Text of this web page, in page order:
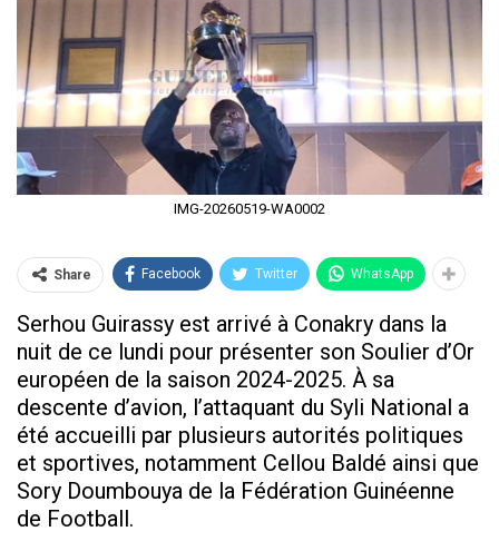
IMG-20260519-WA0002
Share Facebook Twitter WhatsApp
Serhou Guirassy est arrivé à Conakry dans la
nuit de ce lundi pour présenter son Soulier d’Or
européen de la saison 2024-2025. À sa
descente d’avion, l’attaquant du Syli National a
été accueilli par plusieurs autorités politiques
et sportives, notamment Cellou Baldé ainsi que
Sory Doumbouya de la Fédération Guinéenne
de Football.